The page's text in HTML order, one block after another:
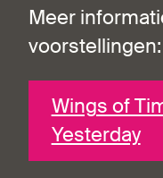
Meer
voorstellingen:
Wings of
Yesterday